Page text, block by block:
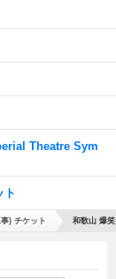
Theatre Sym
ト
) チケット 和歌山 爆